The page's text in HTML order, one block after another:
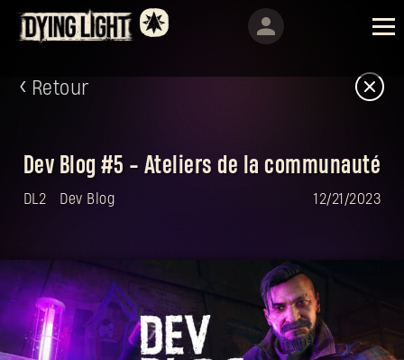
Retour
Dev Blog #5 - Ateliers de la communauté
DL2 Dev Blog 12/21/2023